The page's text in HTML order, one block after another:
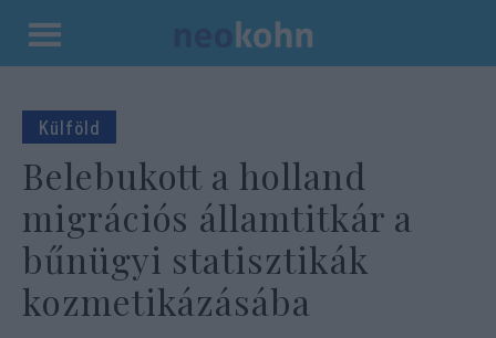
Kilépés
tartalomba
Külföld
Belebukott a holland
migrációs államtitkár a
bűnügyi statisztikák
kozmetikázásába